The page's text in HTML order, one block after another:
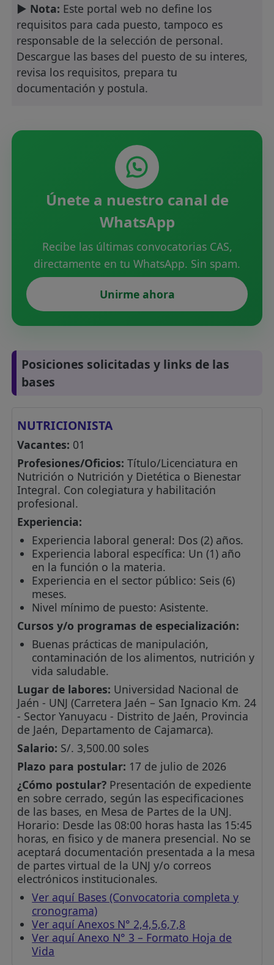
► Nota: Este portal web no define los
requisitos para cada puesto, tampoco es
responsable de la selección de personal.
Descargue las bases del puesto de su interes,
revisa los requisitos, prepara tu
documentación y postula.
Únete a nuestro canal de
WhatsApp
Recibe las últimas convocatorias CAS,
directamente en tu WhatsApp. Sin spam.
Unirme ahora
Posiciones solicitadas y links de las
bases
NUTRICIONISTA
Vacantes: 01
Profesiones/Oficios: Título/Licenciatura en
Nutrición o Nutrición y Dietética o Bienestar
Integral. Con colegiatura y habilitación
profesional.
Experiencia:
Experiencia laboral general: Dos (2) años.
Experiencia laboral específica: Un (1) año
en la función o la materia.
Experiencia en el sector público: Seis (6)
meses.
Nivel mínimo de puesto: Asistente.
Cursos y/o programas de especialización:
Buenas prácticas de manipulación,
contaminación de los alimentos, nutrición y
vida saludable.
Lugar de labores: Universidad Nacional de
Jaén - UNJ (Carretera Jaén – San Ignacio Km. 24
- Sector Yanuyacu - Distrito de Jaén, Provincia
de Jaén, Departamento de Cajamarca).
Salario: S/. 3,500.00 soles
Plazo para postular: 17 de julio de 2026
¿Cómo postular? Presentación de expediente
en sobre cerrado, según las especificaciones
de las bases, en Mesa de Partes de la UNJ.
Horario: Desde las 08:00 horas hasta las 15:45
horas, en fisico y de manera presencial. No se
aceptará documentación presentada a la mesa
de partes virtual de la UNJ y/o correos
electrónicos institucionales.
Ver aquí Bases (Convocatoria completa y
cronograma)
Ver aquí Anexos N° 2,4,5,6,7,8
Ver aquí Anexo N° 3 – Formato Hoja de
Vida